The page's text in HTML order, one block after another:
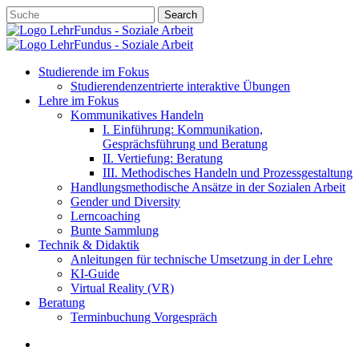
Skip
to
main
content
Search
Close
Search
account
search
Menu
Studierende im Fokus
Studierendenzentrierte interaktive Übungen
Lehre im Fokus
Kommunikatives Handeln
I. Einführung: Kommunikation,
Gesprächsführung und Beratung
II. Vertiefung: Beratung
III. Methodisches Handeln und Prozessgestaltung
Handlungsmethodische Ansätze in der Sozialen Arbeit
Gender und Diversity
Lerncoaching
Bunte Sammlung
Technik & Didaktik
Anleitungen für technische Umsetzung in der Lehre
KI-Guide
Virtual Reality (VR)
Beratung
Terminbuchung Vorgespräch